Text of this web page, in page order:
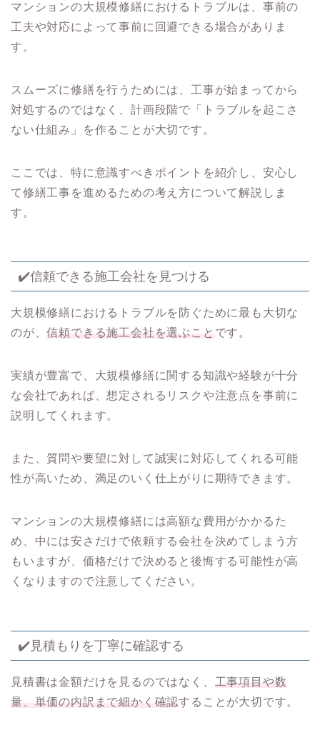
マンションの大規模修繕におけるトラブルは、事前の
工夫や対応によって事前に回避できる場合がありま
す。
スムーズに修繕を行うためには、工事が始まってから
対処するのではなく、計画段階で「トラブルを起こさ
ない仕組み」を作ることが大切です。
ここでは、特に意識すべきポイントを紹介し、安心し
て修繕工事を進めるための考え方について解説しま
す。
✔️信頼できる施工会社を見つける
大規模修繕におけるトラブルを防ぐために最も大切な
のが、信頼できる施工会社を選ぶこと です。
実績が豊富で、大規模修繕に関する知識や経験が十分
な会社であれば、想定されるリスクや注意点を事前に
説明してくれます。
また、質問や要望に対して誠実に対応してくれる可能
性が高いため、満足のいく仕上がりに期待できます。
マンションの大規模修繕には高額な費用がかかるた
め、中には安さだけで依頼する会社を決めてしまう方
もいますが、価格だけで決めると後悔する可能性が高
くなりますので注意してください。
✔️見積もりを丁寧に確認する
見積書は金額だけを見るのではなく、 工事項目や数
量、単価の内訳まで細かく確認することが大切です。